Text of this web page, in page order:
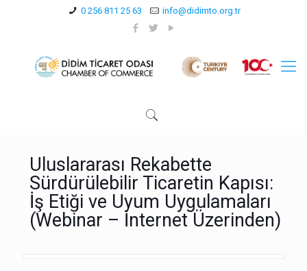
0 256 811 25 63 info@didimto.org.tr
Uluslararası Rekabette
Sürdürülebilir Ticaretin Kapısı:
İş Etiği ve Uyum Uygulamaları
(Webinar – İnternet Üzerinden)